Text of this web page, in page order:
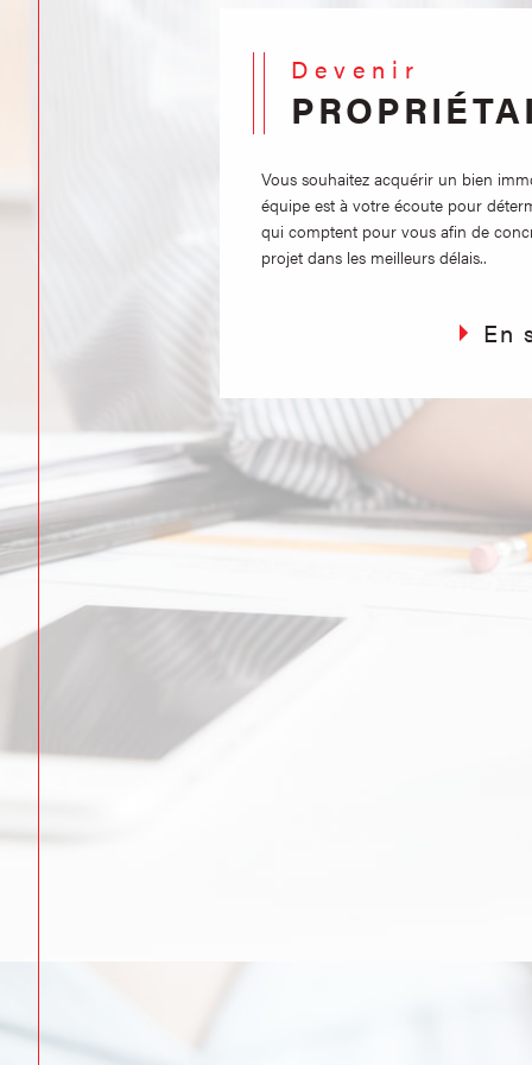
Devenir
Vous souhaitez acquérir un bien
équipe est à votre écoute pour
qui comptent pour vous afin de
projet dans les meilleurs délais..
En